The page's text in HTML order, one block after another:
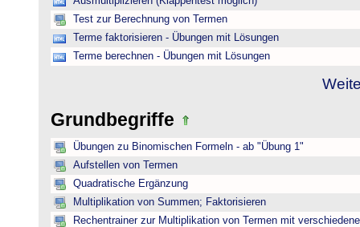
Test zur Berechnung von Termen
Terme faktorisieren - Übungen mit Lösungen
Terme berechnen - Übungen mit Lösungen
Grundbegriffe
Übungen zu Binomischen Formeln - ab "Übung 1"
Aufstellen von Termen
Quadratische Ergänzung
Multiplikation von Summen; Faktorisieren
Rechentrainer zur Multiplikation von Termen mit